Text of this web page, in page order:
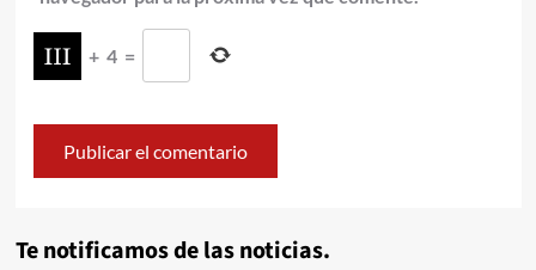
+ 4 =
Te notificamos de las noticias.